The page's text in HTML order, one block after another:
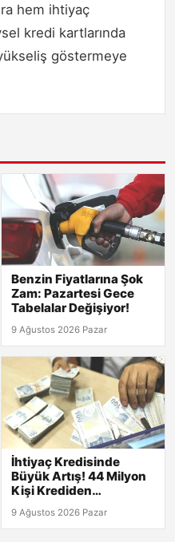
hem ihtiyaç
kredi kartlarında
göstermeye
Benzin Fiyatlarına Şok
Zam: Pazartesi Gece
Tabelalar Değişiyor!
9 Ağustos 2026 Pazar
İhtiyaç Kredisinde
Büyük Artış! 44 Milyon
Kişi Krediden
9 Ağustos 2026 Pazar